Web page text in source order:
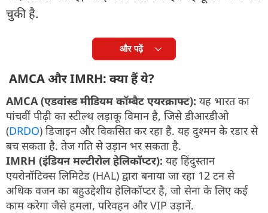
चुकी है.
और पढ़ें
AMCA और IMRH: क्या हैं ये?
AMCA (एडवांस्ड मीडियम कॉम्बैट एयरक्राफ्ट): यह भारत का
पांचवीं पीढ़ी का स्टील्थ लड़ाकू विमान है, जिसे डीआरडीओ
(DRDO) डिजाइन और विकसित कर रहा है. यह दुश्मन के रडार से
बच सकता है. तेज गति से उड़ान भर सकता है.
IMRH (इंडियन मल्टीरोल हेलिकॉप्टर): यह हिंदुस्तान
एयरोनॉटिक्स लिमिटेड (HAL) द्वारा बनाया जा रहा 12 टन से
अधिक वजन का बहुउद्देशीय हेलिकॉप्टर है, जो सेना के लिए कई
काम करेगा जैसे हमला, परिवहन और VIP उड़ानें.